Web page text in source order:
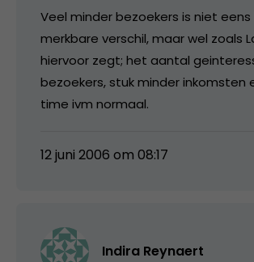
Veel minder bezoekers is niet
merkbare verschil, maar wel zoals
hiervoor zegt; het aantal
bezoekers, stuk minder inkomsten
time ivm normaal.
12 juni 2006 om 08:17
Indira Reynaert